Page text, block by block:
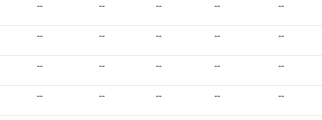
-- -- -- -- --
-- -- -- -- --
-- -- -- -- --
-- -- -- -- --